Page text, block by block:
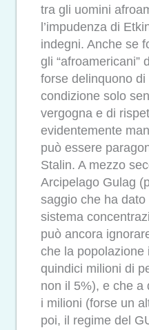
tra gli uomini
l’impudenza di
indegni. Anche se
gli “afroamericani”
forse delinquono
condizione solo
vergogna e di
evidentemente
può essere
Stalin. A mezzo
Arcipelago Gulag
saggio che ha dato
sistema
può ancora
che la popolazione
quindici milioni di
non il 5%), e che a
i milioni (forse un
poi, il regime del